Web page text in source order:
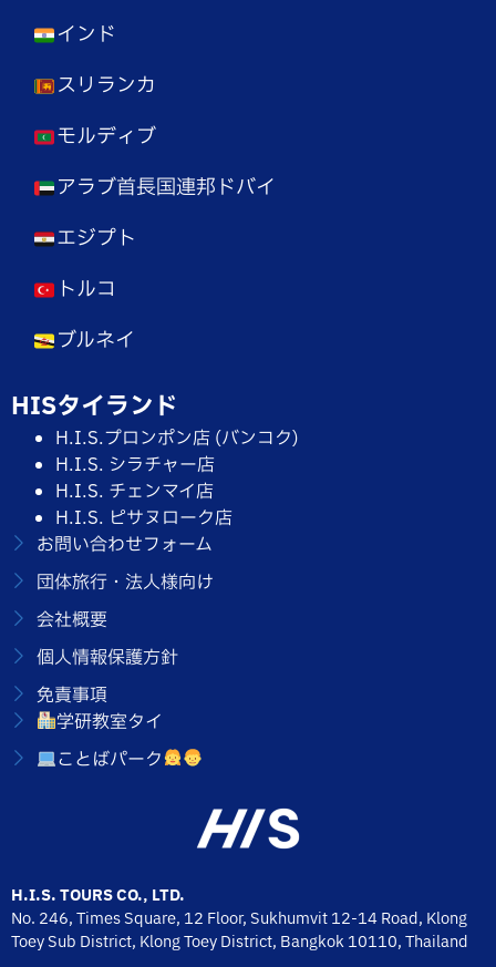
インド
スリランカ
モルディブ
アラブ首長国連邦ドバイ
エジプト
トルコ
ブルネイ
HISタイランド
H.I.S.プロンポン店 (バンコク)
H.I.S. シラチャー店
H.I.S. チェンマイ店
H.I.S. ピサヌローク店
お問い合わせフォーム
団体旅行・法人様向け
会社概要
個人情報保護方針
免責事項
学研教室タイ
ことばパーク
H.I.S. TOURS CO., LTD.
No. 246, Times Square, 12 Floor, Sukhumvit 12-14 Road, Klong
Toey Sub District, Klong Toey District, Bangkok 10110,Thailand